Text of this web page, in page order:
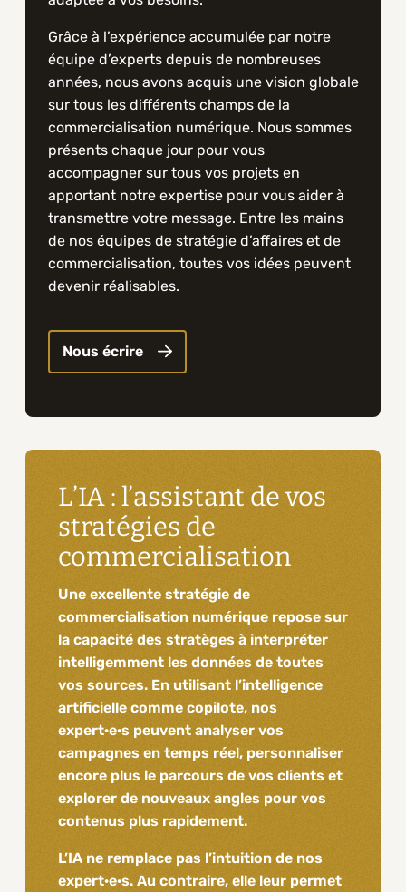
Grâce à l’expérience accumulée par notre
équipe d’experts depuis de nombreuses
années, nous avons acquis une vision globale
sur tous les différents champs de la
commercialisation numérique. Nous sommes
présents chaque jour pour vous
accompagner sur tous vos projets en
apportant notre expertise pour vous aider à
transmettre votre message. Entre les mains
de nos équipes de stratégie d’affaires et de
commercialisation, toutes vos idées peuvent
devenir réalisables.
Nous écrire
L’IA : l’assistant de vos
stratégies de
commercialisation
Une excellente stratégie de
commercialisation numérique repose sur
la capacité des stratèges à interpréter
intelligemment les données de toutes
vos sources. En utilisant l’intelligence
artificielle comme copilote, nos
expert·e·s peuvent analyser vos
campagnes en temps réel, personnaliser
encore plus le parcours de vos clients et
explorer de nouveaux angles pour vos
contenus plus rapidement.
L’IA ne remplace pas l’intuition de nos
expert·e·s. Au contraire, elle leur permet